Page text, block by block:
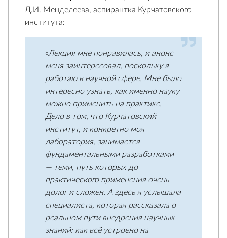
Д.И. Менделеева, аспирантка Курчатовского
института:
«Лекция мне понравилась, и анонс
меня заинтересовал, поскольку я
работаю в научной сфере. Мне было
интересно узнать, как именно науку
можно применить на практике.
Дело в том, что Курчатовский
институт, и конкретно моя
лаборатория, занимается
фундаментальными разработками
— теми, путь которых до
практического применения очень
долог и сложен. А здесь я услышала
специалиста, которая рассказала о
реальном пути внедрения научных
знаний: как всё устроено на